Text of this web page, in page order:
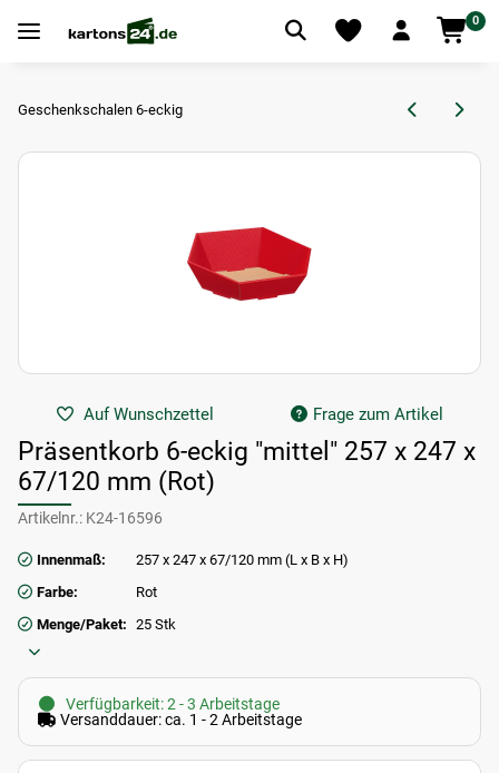
0
Geschenkschalen 6-eckig
Auf Wunschzettel Frage zum Artikel
Präsentkorb 6-eckig "mittel" 257 x 247 x
67/120 mm (Rot)
Artikelnr.: K24-16596
Innenmaß:
257 x 247 x 67/120 mm (L x B x H)
Farbe:
Rot
Menge/Paket: 25 Stk
Verfügbarkeit: 2 - 3 Arbeitstage
Versanddauer: ca. 1 - 2 Arbeitstage